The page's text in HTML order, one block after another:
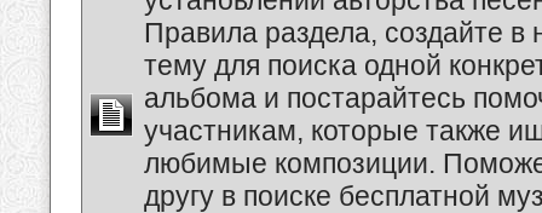
Правила раздела, создайте в
тему для поиска одной
альбома и постарайтесь
участникам, которые также
любимые композиции.
другу в поиске бесплатной